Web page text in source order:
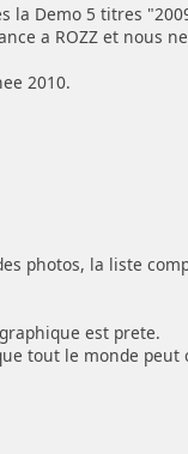
la Demo 5 titres
a ROZZ et nous
2010.
photos, la liste
est prete.
tout le monde peut